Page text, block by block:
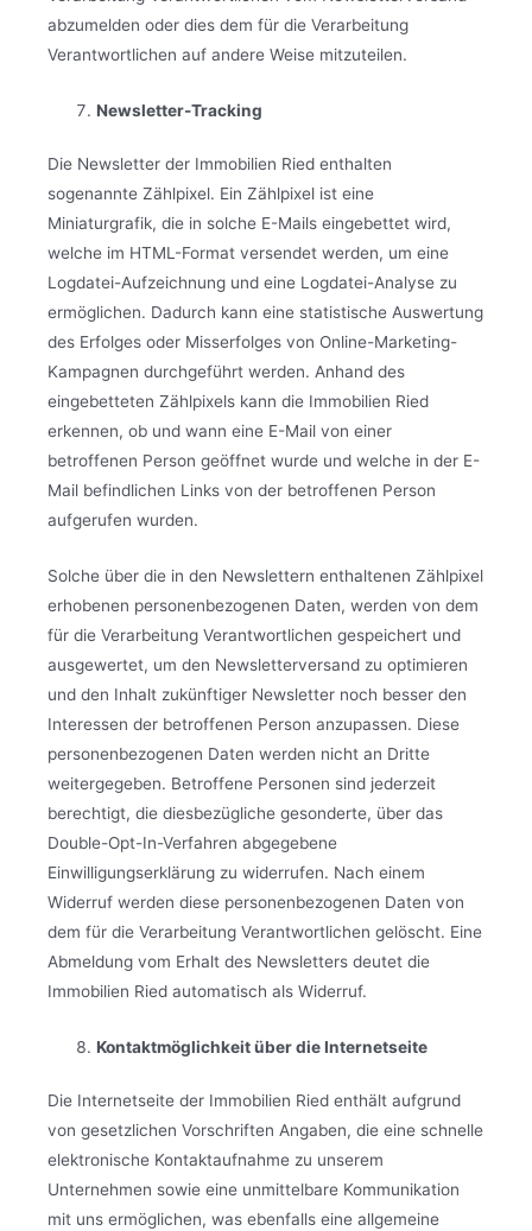
abzumelden oder dies dem für die Verarbeitung
Verantwortlichen auf andere Weise mitzuteilen.
Newsletter-Tracking
Die Newsletter der Immobilien Ried enthalten
sogenannte Zählpixel. Ein Zählpixel ist eine
Miniaturgrafik, die in solche E-Mails eingebettet wird,
welche im HTML-Format versendet werden, um eine
Logdatei-Aufzeichnung und eine Logdatei-Analyse zu
ermöglichen. Dadurch kann eine statistische Auswertung
des Erfolges oder Misserfolges von Online-Marketing-
Kampagnen durchgeführt werden. Anhand des
eingebetteten Zählpixels kann die Immobilien Ried
erkennen, ob und wann eine E-Mail von einer
betroffenen Person geöffnet wurde und welche in der E-
Mail befindlichen Links von der betroffenen Person
aufgerufen wurden.
Solche über die in den Newslettern enthaltenen Zählpixel
erhobenen personenbezogenen Daten, werden von dem
für die Verarbeitung Verantwortlichen gespeichert und
ausgewertet, um den Newsletterversand zu optimieren
und den Inhalt zukünftiger Newsletter noch besser den
Interessen der betroffenen Person anzupassen. Diese
personenbezogenen Daten werden nicht an Dritte
weitergegeben. Betroffene Personen sind jederzeit
berechtigt, die diesbezügliche gesonderte, über das
Double-Opt-In-Verfahren abgegebene
Einwilligungserklärung zu widerrufen. Nach einem
Widerruf werden diese personenbezogenen Daten von
dem für die Verarbeitung Verantwortlichen gelöscht. Eine
Abmeldung vom Erhalt des Newsletters deutet die
Immobilien Ried automatisch als Widerruf.
Kontaktmöglichkeit über die Internetseite
Die Internetseite der Immobilien Ried enthält aufgrund
von gesetzlichen Vorschriften Angaben, die eine schnelle
elektronische Kontaktaufnahme zu unserem
Unternehmen sowie eine unmittelbare Kommunikation
mit uns ermöglichen, was ebenfalls eine allgemeine